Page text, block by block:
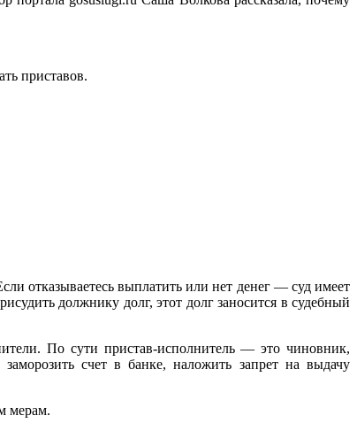
приставов.
отказываетесь выплатить или нет денег — суд имеет
должнику долг, этот долг заносится в судебный
По сути пристав-исполнитель — это чиновник,
счет в банке, наложить запрет на выдачу
мерам.